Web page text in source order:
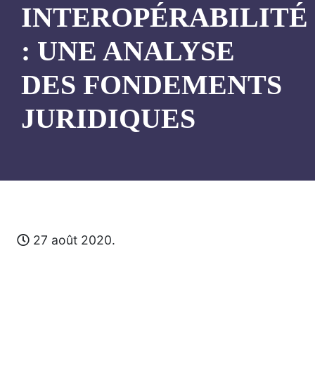
INTEROPÉRABILITÉ
: UNE ANALYSE
DES FONDEMENTS
JURIDIQUES
27 août 2020.